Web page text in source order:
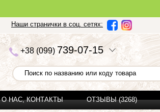
Наши странички в соц. сетях:
+38 (099)739-07-15
О НАС, КОНТАКТЫ ОТЗЫВЫ (3268)